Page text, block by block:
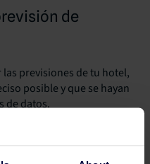
de
previsiones de tu hotel,
posible y que se hayan
de datos.